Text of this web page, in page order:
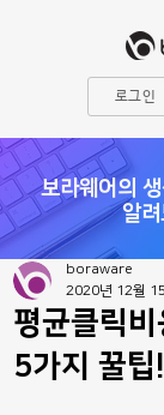
로그인
보라웨어의
알
평균클릭
5가지 꿀팁!
boraware
2020년 12월